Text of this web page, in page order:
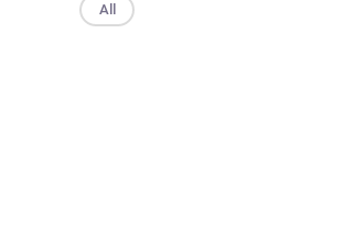
All